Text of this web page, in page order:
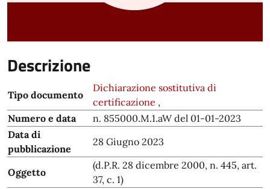
Descrizione
Tipo documento
Dichiarazione sostitutiva di
certificazione ,
Numero e data
n. 855000.M.1.aW del 01-01-2023
Data di
pubblicazione
28 Giugno 2023
Oggetto
(d.P.R. 28 dicembre 2000, n. 445, art.
37, c. 1)